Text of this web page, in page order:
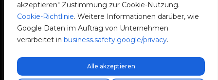
akzeptieren" Zustimmung zur Cookie-Nutzung.
Cookie-Richtlinie. Weitere Informationen darüber, wie
Google Daten im Auftrag von Unternehmen
verarbeitet in business.safety.google/privacy.
Alle akzeptieren
V2C Cloud
V2C Payments